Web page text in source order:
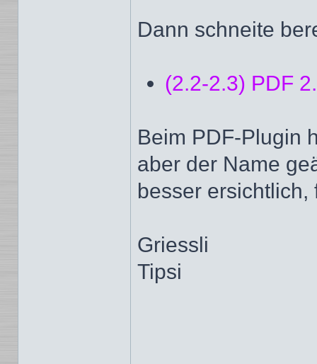
Dann schneite
(2.2-2.3) PDF
Beim PDF-Plugin
aber der Name
besser
Griessli
Tipsi